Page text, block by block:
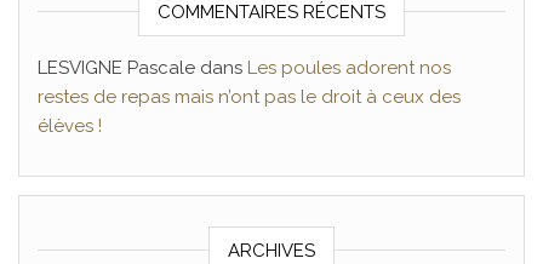
COMMENTAIRES RÉCENTS
LESVIGNE Pascale dans Les poules adorent nos
restes de repas mais n’ont pas le droit à ceux des
élèves !
ARCHIVES